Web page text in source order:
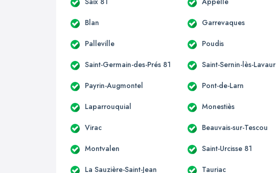
Blan Garrevaques
Palleville Poudis
Saint-Germain-des-Prés 81 Saint-Sernin-lès-Lavaur
Payrin-Augmontel Pont-de-Larn
Laparrouquial Monestiès
Virac Beauvais-sur-Tescou
Montvalen Saint-Urcisse 81
La Sauzière-Saint-Jean Tauriac